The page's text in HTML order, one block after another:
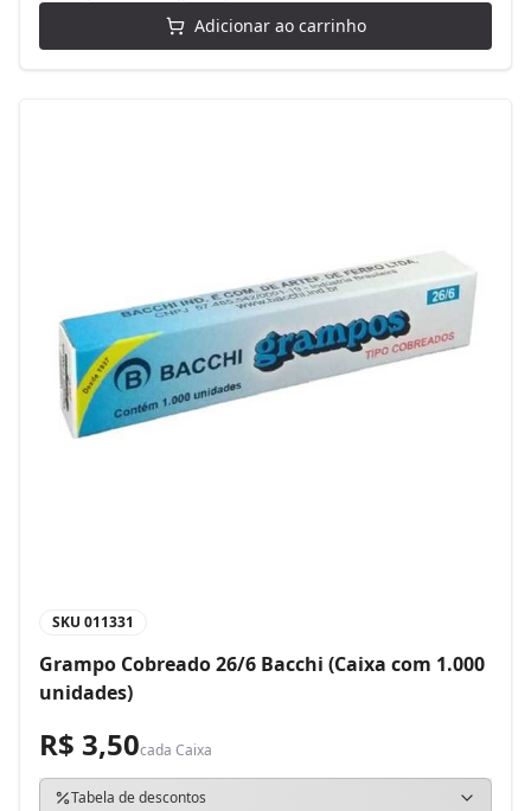
Adicionar ao carrinho
SKU 011331
Grampo Cobreado 26/6 Bacchi (Caixa com 1.000
unidades)
R$ 3,50cada Caixa
Tabela de descontos